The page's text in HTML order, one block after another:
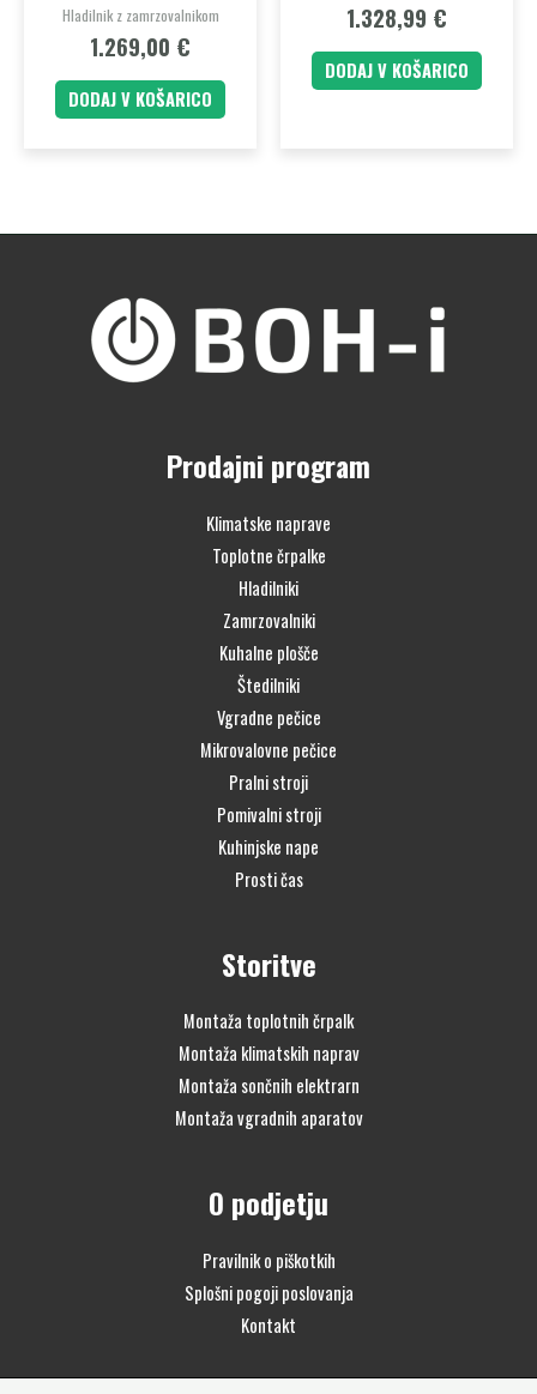
Hladilnik z zamrzovalnikom
1.269,00 €
DODAJ V KOŠARICO
1.328,99 €
DODAJ V KOŠARICO
Prodajni program
Klimatske naprave
Toplotne črpalke
Hladilniki
Zamrzovalniki
Kuhalne plošče
Štedilniki
Vgradne pečice
Mikrovalovne pečice
Pralni stroji
Pomivalni stroji
Kuhinjske nape
Prosti čas
Storitve
Montaža toplotnih črpalk
Montaža klimatskih naprav
Montaža sončnih elektrarn
Montaža vgradnih aparatov
O podjetju
Pravilnik o piškotkih
Splošni pogoji poslovanja
Kontakt